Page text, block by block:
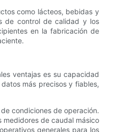
como lácteos, bebidas y
de control de calidad y los
en la fabricación de
ventajas es su capacidad
más precisos y fiables,
condiciones de operación.
medidores de caudal másico
generales para los